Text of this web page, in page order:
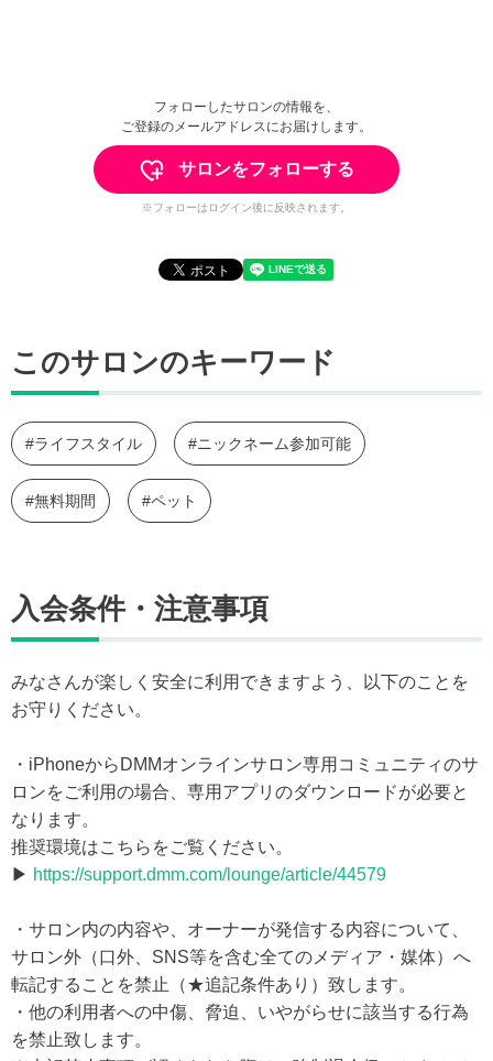
フォローしたサロンの情報を、
ご登録のメールアドレスにお届けします。
サロンをフォローする
※フォローはログイン後に反映されます。
このサロンのキーワード
#ライフスタイル #ニックネーム参加可能
#無料期間 #ペット
入会条件・注意事項
みなさんが楽しく安全に利用できますよう、以下のことを
お守りください。
・iPhoneからDMMオンラインサロン専用コミュニティのサ
ロンをご利用の場合、専用アプリのダウンロードが必要と
なります。
推奨環境はこちらをご覧ください。
▶ https://support.dmm.com/lounge/article/44579
・サロン内の内容や、オーナーが発信する内容について、
サロン外（口外、SNS等を含む全てのメディア・媒体）へ
転記することを禁止（★追記条件あり）致します。
・他の利用者への中傷、脅迫、いやがらせに該当する行為
を禁止致します。